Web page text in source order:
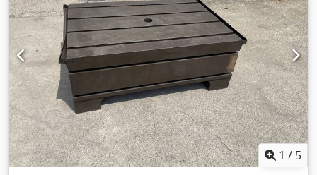
1 / 5